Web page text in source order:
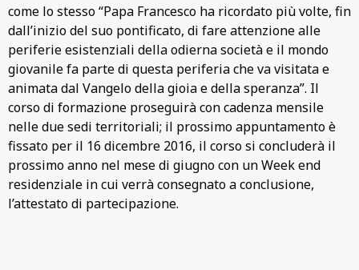
come lo stesso “Papa Francesco ha ricordato più volte, fin
dall’inizio del suo pontificato, di fare attenzione alle
periferie esistenziali della odierna società e il mondo
giovanile fa parte di questa periferia che va visitata e
animata dal Vangelo della gioia e della speranza”. Il
corso di formazione proseguirà con cadenza mensile
nelle due sedi territoriali; il prossimo appuntamento è
fissato per il 16 dicembre 2016, il corso si concluderà il
prossimo anno nel mese di giugno con un Week end
residenziale in cui verrà consegnato a conclusione,
l’attestato di partecipazione.